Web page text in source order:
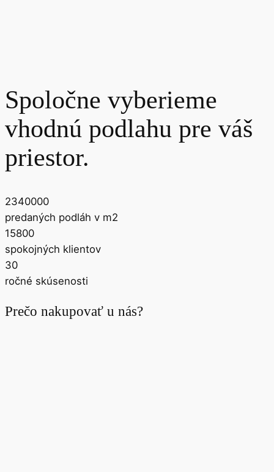
Spoločne vyberieme
vhodnú podlahu pre váš
priestor.
2340000
predaných podláh v m2
15800
spokojných klientov
30
ročné skúsenosti
Prečo nakupovať u nás?